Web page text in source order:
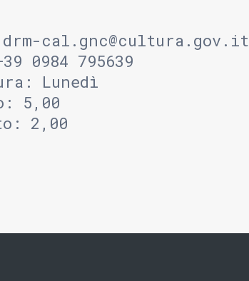
drm-cal.gnc@cultura.gov.it
0984 795639
Lunedì
5,00
2,00